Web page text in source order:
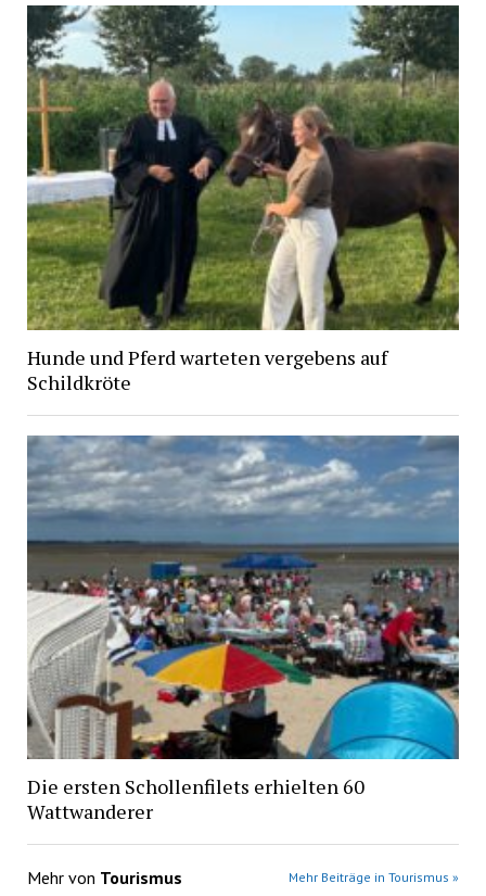
Hunde und Pferd warteten vergebens auf
Schildkröte
Die ersten Schollenfilets erhielten 60
Wattwanderer
Mehr von Tourismus Mehr Beiträge in Tourismus »